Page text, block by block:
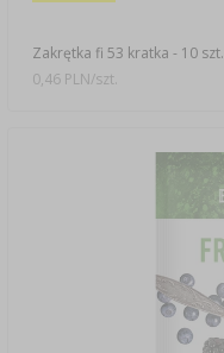
Zakrętka fi 53 kratka - 10 szt.
0,46 PLN/szt.